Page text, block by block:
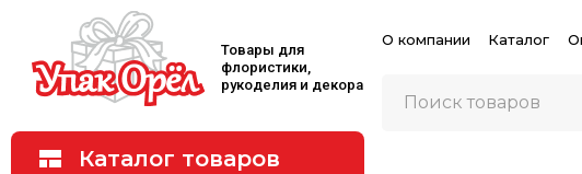
Товары для
флористики,
рукоделия и декора
О компании Каталог
Каталог товаров